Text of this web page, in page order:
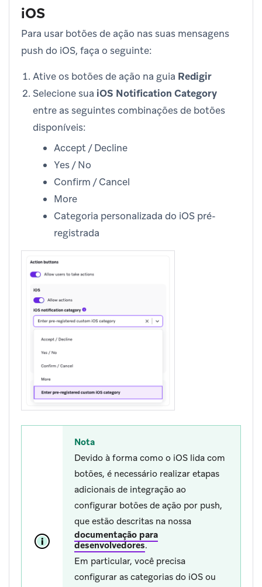
iOS
Para usar botões de ação nas suas mensagens
push do iOS, faça o seguinte:
Ative os botões de ação na guia Redigir
Selecione sua iOS Notification Category
entre as seguintes combinações de botões
disponíveis:
Accept / Decline
Yes / No
Confirm / Cancel
More
Categoria personalizada do iOS pré-
registrada
Nota
Devido à forma como o iOS lida com
botões, é necessário realizar etapas
adicionais de integração ao
configurar botões de ação por push,
que estão descritas na nossa
documentação para
desenvolvedores.
Em particular, você precisa
configurar as categorias do iOS ou